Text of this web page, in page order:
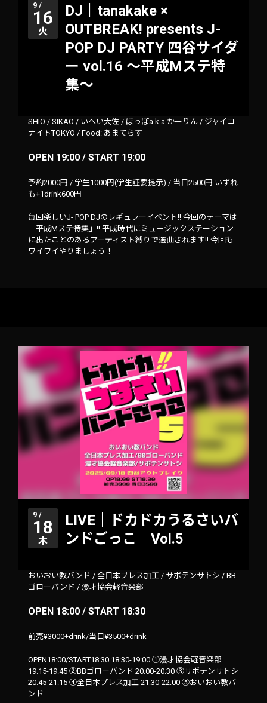
9 /
16
火
DJ｜tanakake ×
OUTBREAK! presents J-
POP DJ PARTY 四谷サイダ
ー vol.16 〜平成Mステ特
集〜
SHIO / SIKAO / いへい大佐 / ぽっぽa.k.a.かーりん / ジャイコ
ナイトTOKYO / Food: あまてらす
OPEN 19:00 / START 19:00
予約2000円 / 学生1000円(学生証要提示) / 当日2500円 いずれ
も+1drink600円
毎回楽しいJ- POP DJのレギュラーイベント!! 今回のテーマは
「平成Mステ特集」!! 平成時代にミュージックステーション
に出たことのあるアーティスト縛りで選曲されます!! 今回も
ワイワイやりましょう！
9 /
18
木
LIVE｜ドカドカうるさいバ
ンドごっこ Vol.5
おいおい教バンド / 全日本プレス加工 / サボテンサトシ / BB
ゴローバンド / 漫才協会軽音楽部
OPEN 18:00 / START 18:30
前売¥3000+drink/当日¥3500+drink
OPEN18:00/START18:30 18:30-19:00 ①漫才協会軽音楽部
19:15-19:45 ②BBゴローバンド 20:00-20:30 ③サボテンサトシ
20:45-21:15 ④全日本プレス加工 21:30-22:00 ⑤おいおい教バ
ンド